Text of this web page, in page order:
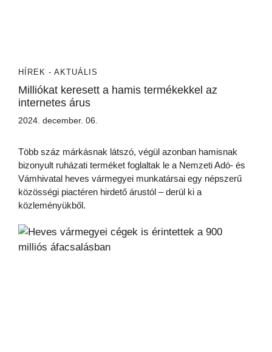
HÍREK - AKTUÁLIS
Milliókat keresett a hamis termékekkel az
internetes árus
2024. december. 06.
Több száz márkásnak látszó, végül azonban hamisnak
bizonyult ruházati terméket foglaltak le a Nemzeti Adó- és
Vámhivatal heves vármegyei munkatársai egy népszerű
közösségi piactéren hirdető árustól – derül ki a
közleményükből.